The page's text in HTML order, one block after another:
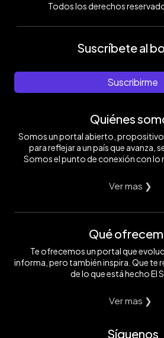
Todos los derechos
Suscríbete al
Suscribirme
Quiénes
Somos un portal abierto,
para reflejar a un país que avanza,
Somos el punto de conexión con lo
Ver mas ❯
Qué
Te ofrecemos un portal que
informa, pero también inspira. Que te
de lo que está hecho El
Ver mas ❯
Síguenos